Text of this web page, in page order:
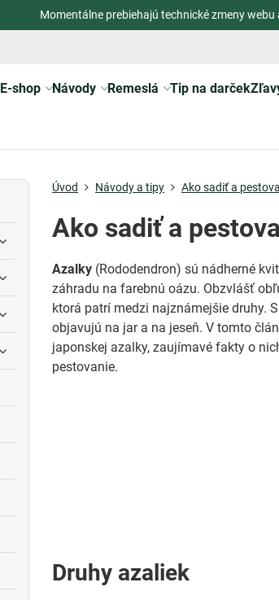
Momentálne prebiehajú technické zmeny
E-shop Návody Remeslá Tip na darček
Úvod Návody a tipy Ako sadiť a
Ako sadiť a
Azalky (Rododendron) sú nádherné
záhradu na farebnú oázu. Obzvlášť
ktorá patrí medzi najznámejšie druhy.
objavujú na jar a na jeseň. V tomto
japonskej azalky, zaujímavé fakty o
pestovanie.
Druhy azaliek